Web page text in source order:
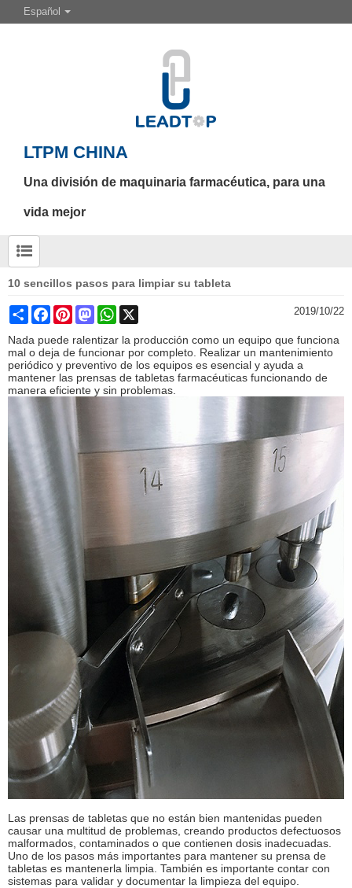
Español
LTPM CHINA
Una división de maquinaria farmacéutica, para una
vida mejor
10 sencillos pasos para limpiar su tableta
Share FacebookPinterestMastodonWhatsApp 2019/10/22
Nada puede ralentizar la producción como un equipo que funciona
mal o deja de funcionar por completo. Realizar un mantenimiento
periódico y preventivo de los equipos es esencial y ayuda a
mantener las prensas de tabletas farmacéuticas funcionando de
manera eficiente y sin problemas.
Las prensas de tabletas que no están bien mantenidas pueden
causar una multitud de problemas, creando productos defectuosos
malformados, contaminados o que contienen dosis inadecuadas.
Uno de los pasos más importantes para mantener su prensa de
tabletas es mantenerla limpia. También es importante contar con
sistemas para validar y documentar la limpieza del equipo.